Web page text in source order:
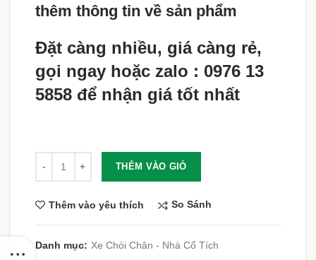
thêm thông tin về sản phẩm
Đặt càng nhiều, giá càng rẻ,
gọi ngay hoặc zalo : 0976 13
5858 để nhận giá tốt nhất
THÊM VÀO GIỎ
Thêm vào yêu thích So Sánh
Danh mục: Xe Chòi Chân - Nhà Cổ Tích